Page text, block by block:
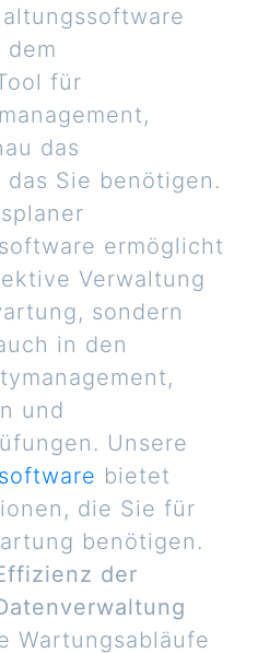
dem
für
das
Sie benötigen.
ermöglicht
Verwaltung
sondern
in den
und
Unsere
bietet
die Sie für
benötigen.
der
Wartungsabläufe